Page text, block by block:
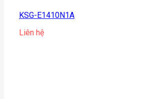
KSG-E1410N1A
Liên hệ